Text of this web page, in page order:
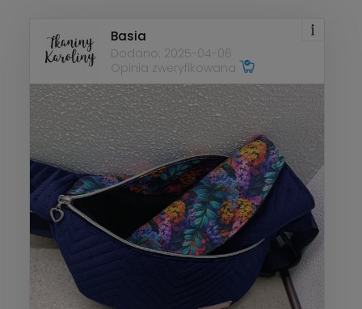
Basia
Dodano: 2025-04-06
Opinia zweryfikowana